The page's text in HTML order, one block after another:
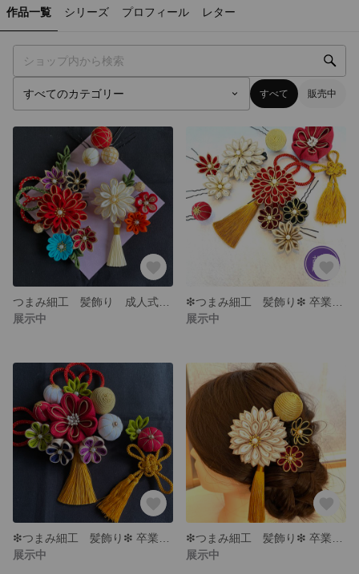
作品一覧 シリーズ プロフィール レター
すべて 販売中
展示中
展示中
展示中
展示中